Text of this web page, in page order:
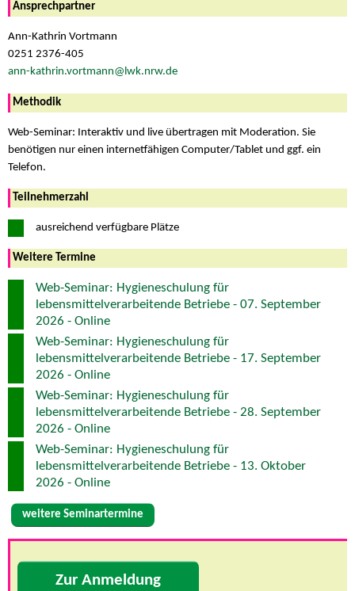
Ansprechpartner
Ann-Kathrin Vortmann
0251 2376-405
ann-kathrin.vortmann@lwk.nrw.de
Methodik
Web-Seminar: Interaktiv und live übertragen mit Moderation. Sie
benötigen nur einen internetfähigen Computer/Tablet und ggf. ein
Telefon.
Teilnehmerzahl
ausreichend verfügbare Plätze
Weitere Termine
Web-Seminar: Hygieneschulung für
lebensmittelverarbeitende Betriebe - 07. September
2026 - Online
Web-Seminar: Hygieneschulung für
lebensmittelverarbeitende Betriebe - 17. September
2026 - Online
Web-Seminar: Hygieneschulung für
lebensmittelverarbeitende Betriebe - 28. September
2026 - Online
Web-Seminar: Hygieneschulung für
lebensmittelverarbeitende Betriebe - 13. Oktober
2026 - Online
weitere Seminartermine
Zur Anmeldung